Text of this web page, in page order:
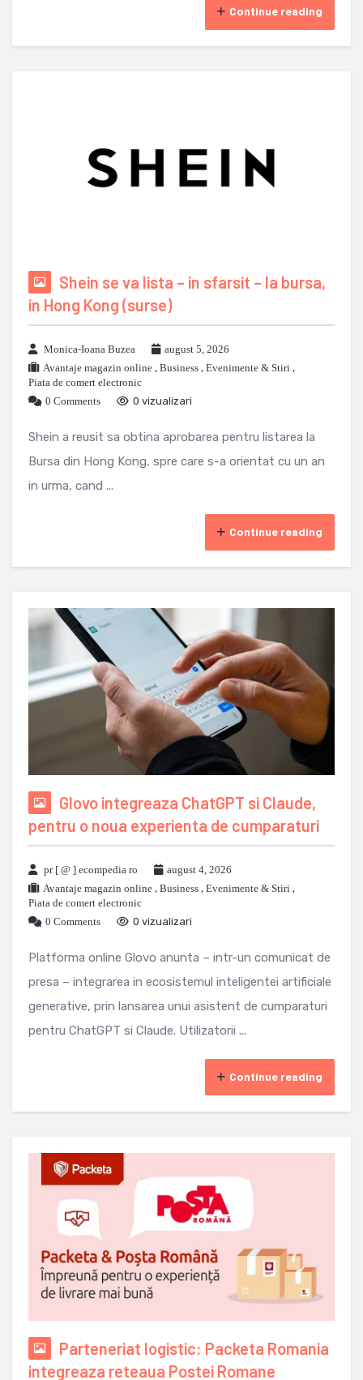
Continue reading
Shein se va lista – in sfarsit – la bursa,
in Hong Kong (surse)
Monica-Ioana Buzea
august 5, 2026
Avantaje magazin online , Business , Evenimente & Stiri ,
Piata de comert electronic
0 Comments
0 vizualizari
Shein a reusit sa obtina aprobarea pentru listarea la
Bursa din Hong Kong, spre care s-a orientat cu un an
in urma, cand ...
Continue reading
Glovo integreaza ChatGPT si Claude,
pentru o noua experienta de cumparaturi
pr [ @ ] ecompedia ro
august 4, 2026
Avantaje magazin online , Business , Evenimente & Stiri ,
Piata de comert electronic
0 Comments
0 vizualizari
Platforma online Glovo anunta – intr-un comunicat de
presa – integrarea in ecosistemul inteligentei artificiale
generative, prin lansarea unui asistent de cumparaturi
pentru ChatGPT si Claude. Utilizatorii ...
Continue reading
Parteneriat logistic: Packeta Romania
integreaza reteaua Postei Romane